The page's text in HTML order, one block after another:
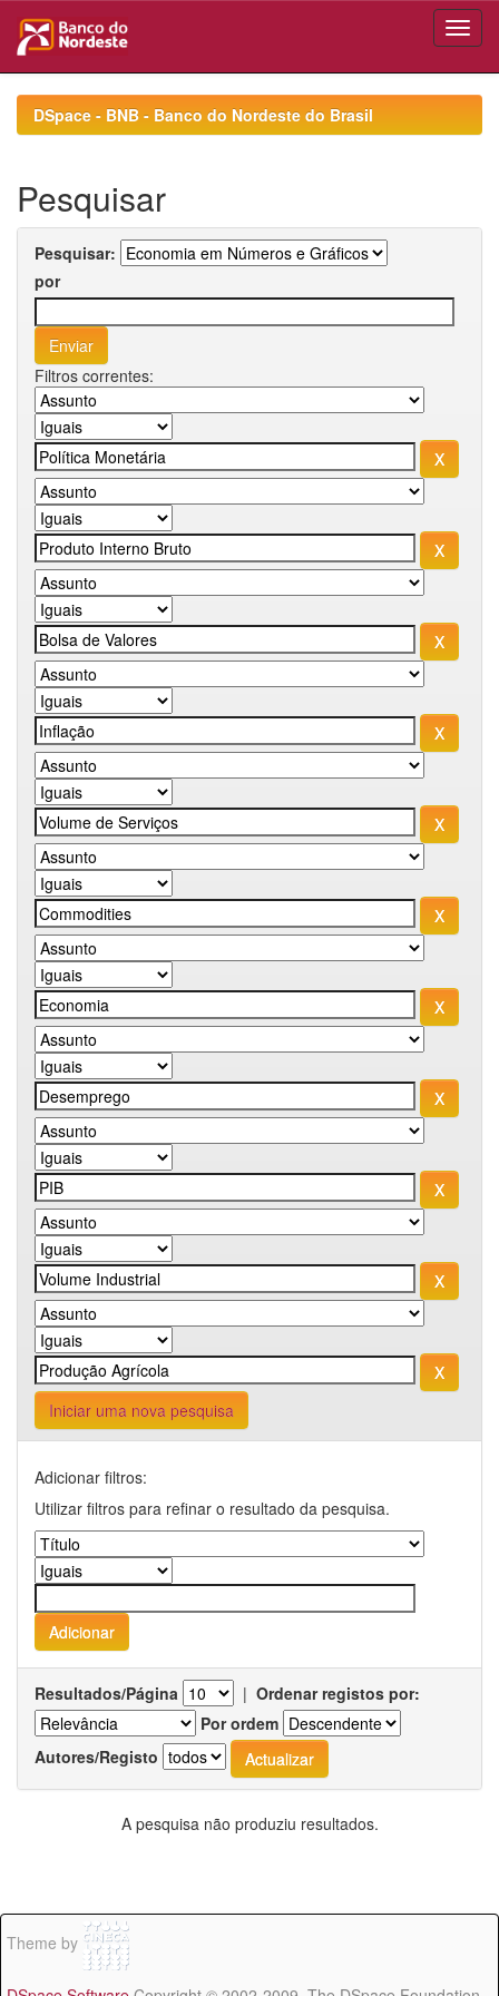
navigationDSpace - BNB - Banco do Nordeste do Brasil
Pesquisar
Pesquisar:
por
Filtros correntes:
Iniciar uma nova pesquisa
Adicionar filtros:
Utilizar filtros para refinar o resultado da pesquisa.
Resultados/Página | Ordenar registos por:
Por ordem
Autores/Registo
A pesquisa não produziu resultados.
Theme by